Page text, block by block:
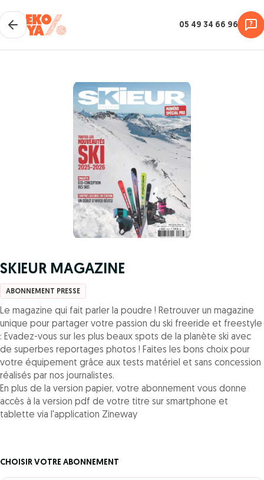
05 49 34 66 96
SKIEUR MAGAZINE
ABONNEMENT PRESSE
Le magazine qui fait parler la poudre ! Retrouver un magazine
unique pour partager votre passion du ski freeride et freestyle
: Evadez-vous sur les plus beaux spots de la planète ski avec
de superbes reportages photos ! Faites les bons choix pour
votre équipement grâce aux tests matériel et sans concession
réalisés par nos journalistes.
En plus de la version papier, votre abonnement vous donne
accès à la version pdf de votre titre sur smartphone et
tablette via l'application Zineway
CHOISIR VOTRE ABONNEMENT